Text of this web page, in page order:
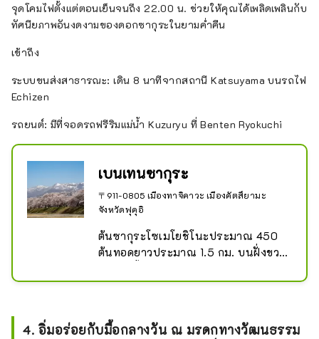
จุดโคมไฟตั้งแต่ตอนเย็นจนถึง 22.00 น. ช่วยให้คุณได้เพลิดเพลินกับ
ทัศนียภาพอันงดงามของดอกซากุระในยามค่ำคืน
เข้าถึง
ระบบขนส่งสาธารณะ: เดิน 8 นาทีจากสถานี Katsuyama บนรถไฟ
Echizen
รถยนต์: มีที่จอดรถฟรีริมแม่น้ำ Kuzuryu ที่ Benten Ryokuchi
เบนเทนซากุระ
〒911-0805 เมืองทาจิคาวะ เมืองคัตสึยามะ
จังหวัดฟุคุอิ
ต้นซากุระโซเมโยชิโนะประมาณ 450
ต้นทอดยาวประมาณ 1.5 กม. บนฝั่งขวา
เซ็นบง
4. อิ่มอร่อยกับมื้อกลางวัน ณ มรดกทางวัฒนธรรม